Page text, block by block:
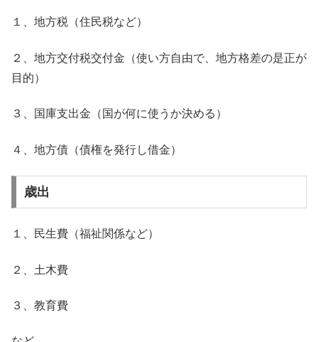
１、地方税（住民税など）
２、地方交付税交付金（使い方自由で、地方格差の是正が
目的）
３、国庫支出金（国が何に使うか決める）
４、地方債（債権を発行し借金）
歳出
１、民生費（福祉関係など）
２、土木費
３、教育費